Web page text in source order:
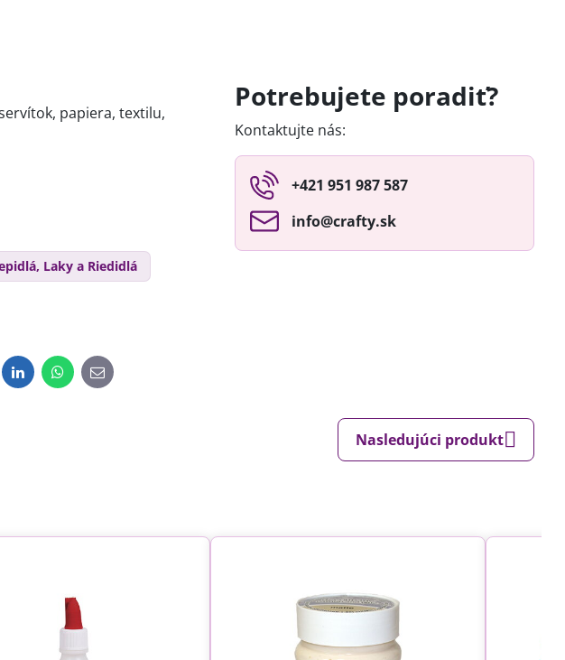
papiera, textilu,
Laky a Riedidlá
Potrebujete poradiť?
Kontaktujte nás:
+421 951 987 587
info​@crafty​.sk
LinkedInWhatsApp
E-
mail
Nasledujúci produkt